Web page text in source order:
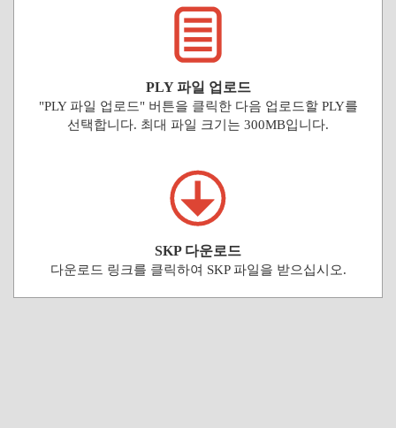
PLY 파일 업로드
"PLY 파일 업로드" 버튼을 클릭한 다음 업로드할 PLY를
선택합니다. 최대 파일 크기는 300MB입니다.
SKP 다운로드
다운로드 링크를 클릭하여 SKP 파일을 받으십시오.